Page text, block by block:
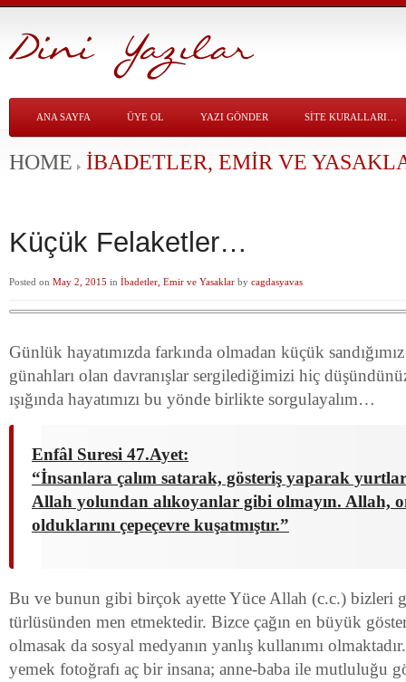
ANA SAYFA ÜYE OL YAZI GÖNDER SITE KURALLARI…
HOME İBADETLER, EMIR VE
Küçük Felaketler…
Posted on May 2, 2015 in İbadetler, Emir ve Yasaklar by cagdasyavas
Günlük hayatımızda farkında olmadan küçük
günahları olan davranışlar sergilediğimizi hiç
ışığında hayatımızı bu yönde birlikte sorgulayalım…
Enfâl Suresi 47.Ayet:
“İnsanlara çalım satarak, gösteriş yaparak
Allah yolundan alıkoyanlar gibi olmayın. Allah,
olduklarını çepeçevre kuşatmıştır.”
Bu ve bunun gibi birçok ayette Yüce Allah (c.c.) bizleri
türlüsünden men etmektedir. Bizce çağın en büyük
olmasak da sosyal medyanın yanlış kullanımı
yemek fotoğrafı aç bir insana; anne-baba ile mutluluğu